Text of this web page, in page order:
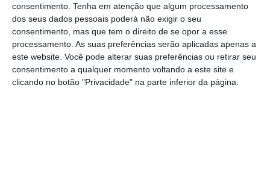
consentimento. Tenha em atenção que algum processamento
dos seus dados pessoais poderá não exigir o seu
consentimento, mas que tem o direito de se opor a esse
processamento. As suas preferências serão aplicadas apenas a
este website. Você pode alterar suas preferências ou retirar seu
consentimento a qualquer momento voltando a este site e
clicando no botão "Privacidade" na parte inferior da página.
A ‘tradução’ de Portugal em números destaca
ainda queo PIB ‘per capita’ nacional é de
20.740 euros, 79% da média da UE (31.160
euros).